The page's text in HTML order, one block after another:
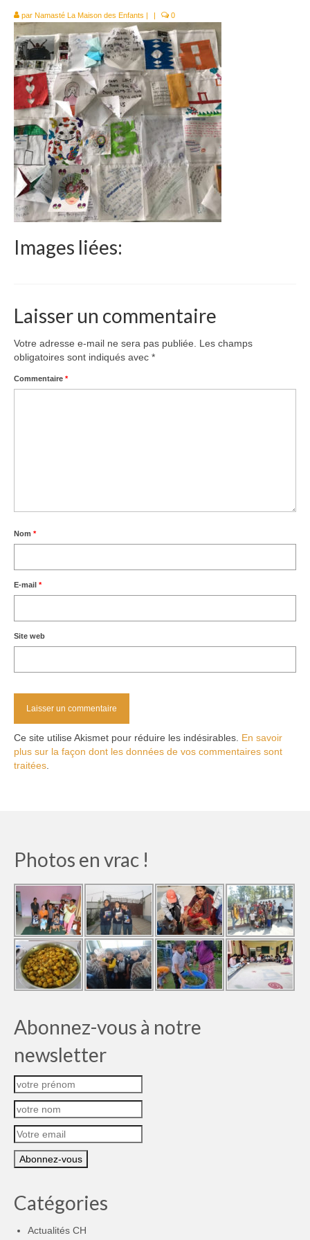
Le Népal
Documents
Parrainages
Missions 2023
Actualités
Nous contacter
par Namasté La Maison des Enfants | | 0
Images liées:
Laisser un commentaire
Votre adresse e-mail ne sera pas publiée.
Les champs
obligatoires sont indiqués avec *
Commentaire *
Nom *
E-mail *
Site web
Ce site utilise Akismet pour réduire les indésirables. En savoir
plus sur la façon dont les données de vos commentaires sont
traitées
Photos en vrac !
Abonnez-vous à notre
newsletter
Catégories
Actualités CH